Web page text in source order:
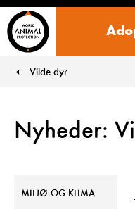
You are here:
Vilde dyr
Nyheder:
MILJØ OG KLIMA